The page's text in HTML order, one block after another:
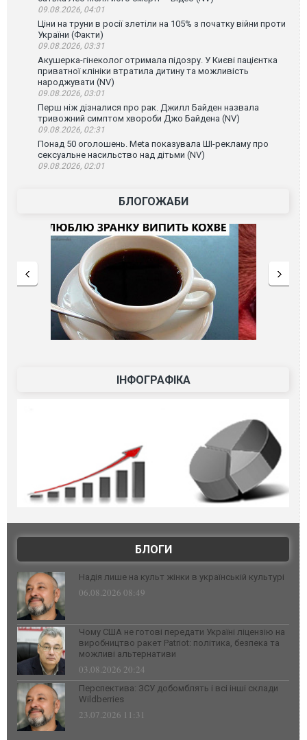
09.08.2026, 04:01
Ціни на труни в росії злетіли на 105% з початку війни проти
України (Факти)
09.08.2026, 03:31
Акушерка-гінеколог отримала підозру. У Києві пацієнтка
приватної клініки втратила дитину та можливість
народжувати (NV)
09.08.2026, 03:01
Перш ніж дізналися про рак. Джилл Байден назвала
тривожний симптом хвороби Джо Байдена (NV)
09.08.2026, 02:31
Понад 50 оголошень. Meta показувала ШІ-рекламу про
сексуальне насильство над дітьми (NV)
09.08.2026, 02:01
БЛОГОЖАБИ
ІНФОГРАФІКА
БЛОГИ
Надія лише на культ жінки в українській культурі
06.08.2026 08:49
Чому США не готові передати Україні ліцензію на
виробництво ракет Patriot: політика, безпека та
можливі альтернативи
03.08.2026 20:24
Перспектива: ЗСУ добомблять і всі інші склади
Wildberries
23.07.2026 11:31